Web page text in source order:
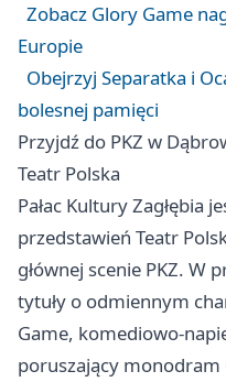
Zobacz Glory Game
Europie
Obejrzyj Separatka i
bolesnej pamięci
Przyjdź do PKZ w
Teatr Polska
Pałac Kultury Zagłębia
przedstawień Teatr
głównej scenie PKZ. W
tytuły o odmiennym
Game, komediowo-
poruszający monodram